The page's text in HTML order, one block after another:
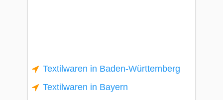
Textilwaren in Baden-Württemberg
Textilwaren in Bayern